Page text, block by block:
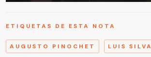
ETIQUETAS DE ESTA NOTA
AUGUSTO PINOCHET LUIS SILVA